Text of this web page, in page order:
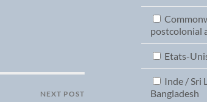
NEXT POST
postcolonial
Etats-
Inde / Sri
Bangladesh